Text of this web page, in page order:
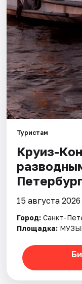
Артисты
Рейтинги
Туристам
Круиз-
15 августа 2026
Город: Санкт-
Площадка: